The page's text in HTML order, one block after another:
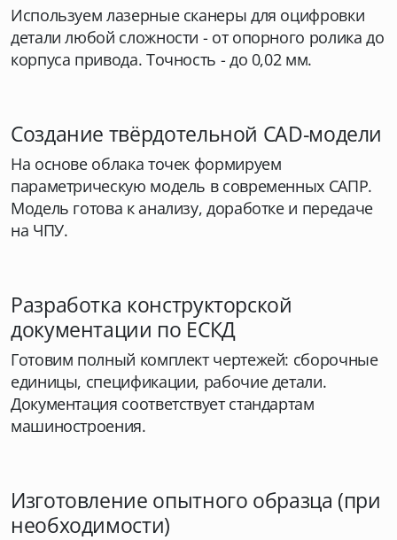
Используем лазерные сканеры для оцифровки
детали любой сложности - от опорного ролика до
корпуса привода. Точность - до 0,02 мм.
Создание твёрдотельной CAD-модели
На основе облака точек формируем
параметрическую модель в современных САПР.
Модель готова к анализу, доработке и передаче
на ЧПУ.
Разработка конструкторской
документации по ЕСКД
Готовим полный комплект чертежей: сборочные
единицы, спецификации, рабочие детали.
Документация соответствует стандартам
машиностроения.
Изготовление опытного образца (при
необходимости)